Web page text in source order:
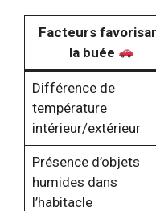
Facteurs
la buée
Différence de
température
intérieur/extérieur
Présence d’objets
humides dans
l’habitacle